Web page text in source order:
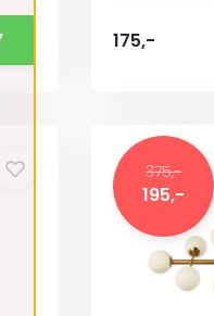
175,-
375,-
195,-